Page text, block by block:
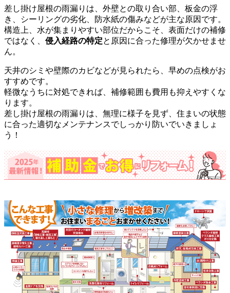
差し掛け屋根の雨漏りは、外壁との取り合い部、板金の浮
き、シーリングの劣化、防水紙の傷みなどが主な原因です。
構造上、水が集まりやすい部位だからこそ、表面だけの補修
ではなく、 侵入経路の特定と原因に合った修理が欠かせませ
ん。
天井のシミや壁際のカビなどが見られたら、早めの点検がお
すすめです。
軽微なうちに対処できれば、補修範囲も費用も抑えやすくな
ります。
差し掛け屋根の雨漏りは、無理に様子を見ず、住まいの状態
に合った適切なメンテナンスでしっかり防いでいきましょ
う！